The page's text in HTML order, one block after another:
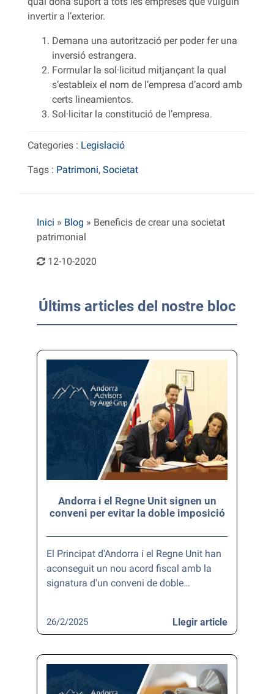
invertir a l’exterior.
Demana una autorització per poder fer una
inversió estrangera.
Formular la sol·licitud mitjançant la qual
s’estableix el nom de l’empresa d’acord amb
certs lineamientos.
Sol·licitar la constitució de l’empresa.
Categories : Legislació
Tags : Patrimoni, Societat
Inici » Blog » Beneficis de crear una societat
patrimonial
12-10-2020
Últims articles del nostre bloc
Andorra i el Regne Unit signen un
conveni per evitar la doble imposició
El Principat d'Andorra i el Regne Unit han
aconseguit un nou acord fiscal amb la
signatura d'un conveni de doble…
Llegir article
26/2/2025